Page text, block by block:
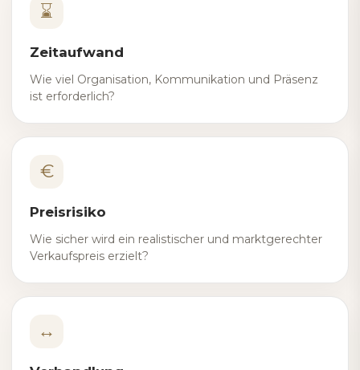
⌛
Zeitaufwand
Wie viel Organisation, Kommunikation und Präsenz
ist erforderlich?
€
Preisrisiko
Wie sicher wird ein realistischer und marktgerechter
Verkaufspreis erzielt?
↔